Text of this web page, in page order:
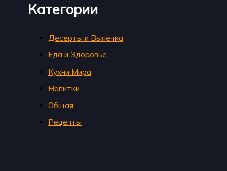
Категории
Десерты и Выпечка
Еда и Здоровье
Кухни Мира
Напитки
Общая
Рецепты